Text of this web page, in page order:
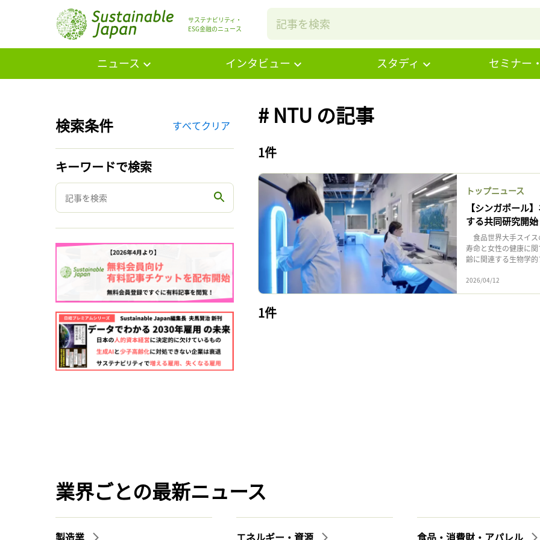
サステナビリティ・
ESG金融のニュース
ニュース インタビュー スタディ セミナー
検索条件 すべてクリア
キーワードで検索
# NTU の記事
1件
トップニュース
【シンガポール
する共同研究開始
食品世界大手スイス
寿命と女性の健康に
齢に関連する生物学
2026/04/12
1件
業界ごとの最新ニュース